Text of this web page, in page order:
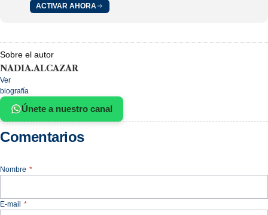
ACTIVAR AHORA
Sobre el autor
NADIA.ALCAZAR
Ver
biografía
Únete a nuestro canal
Comentarios
Nombre *
E-mail *